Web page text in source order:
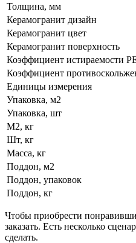
Толщина, мм
Керамогранит дизайн
Керамогранит цвет
Керамогранит поверхность
Коэффициент истираемости
Коэффициент
Единицы измерения
Упаковка, м2
Упаковка, шт
М2, кг
Шт, кг
Масса, кг
Поддон, м2
Поддон, упаковок
Поддон, кг
Чтобы приобрести
заказать. Есть несколько
сделать.